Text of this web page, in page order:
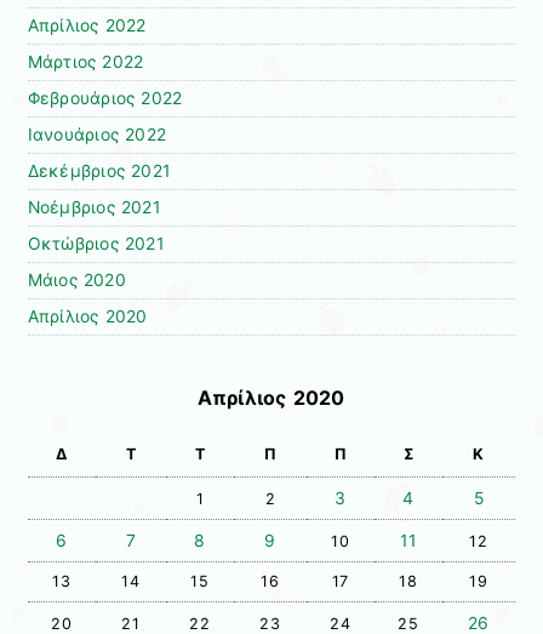
Απρίλιος 2022
Μάρτιος 2022
Φεβρουάριος 2022
Ιανουάριος 2022
Δεκέμβριος 2021
Νοέμβριος 2021
Οκτώβριος 2021
Μάιος 2020
Απρίλιος 2020
Απρίλιος 2020
Δ Τ Τ Π Π Σ Κ
1 2 3 4 5
6 7 8 9 10 11 12
13 14 15 16 17 18 19
20 21 22 23 24 25 26